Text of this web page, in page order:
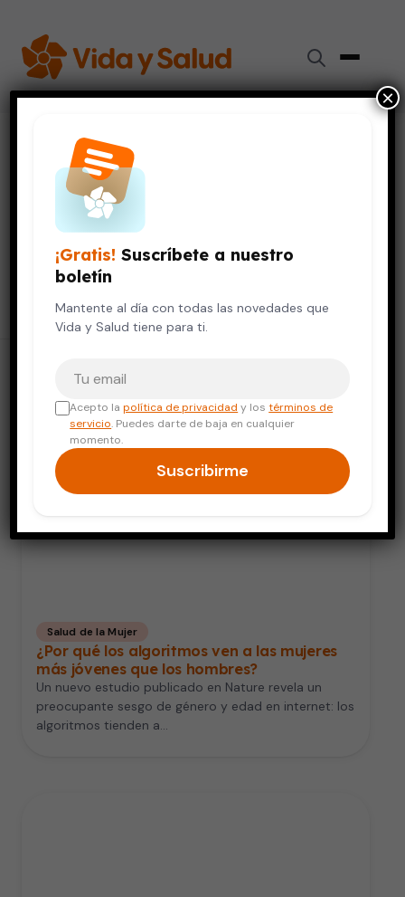
Resultados para "
género"
9 resultados encontrados
Buscar:
Salud de la Mujer
¿Por qué los algoritmos ven a las mujeres
más jóvenes que los hombres?
Un nuevo estudio publicado en Nature revela un
preocupante sesgo de género y edad en internet: los
algoritmos tienden a…
¡Gratis! Suscríbete a nuestro
boletín
Mantente al día con todas las novedades que
Vida y Salud tiene para ti.
Acepto lapolítica de privacidad y lostérminos de
servicio. Puedes darte de baja en cualquier
momento.
Suscribirme
×